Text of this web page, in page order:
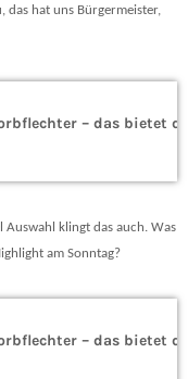
das hat uns Bürgermeister,
Auswahl klingt das auch. Was
am Sonntag?